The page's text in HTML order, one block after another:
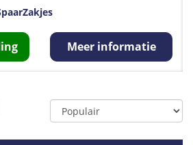
Meer informatie